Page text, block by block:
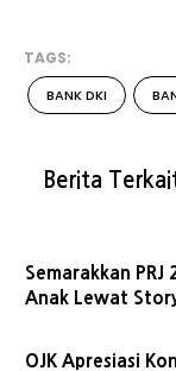
TAGS:
BANK DKI
Berita
Semarakkan
Anak Lewat
OJK Apresiasi